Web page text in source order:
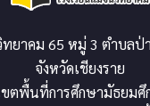
ทยาคม 65 หมู่ 3 ตำบลป่
จังหวัดเชียงราย
ตพื้นที่การศึกษามัธยมศึ